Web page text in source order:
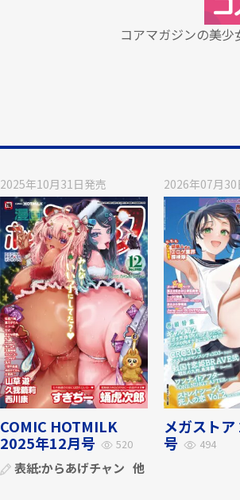
コアマガジンの美
2025年10月31日発売
COMIC HOTMILK
2025年12月号
520
表紙:からあげチャン 他
2026年07月30
メガスト
号
494